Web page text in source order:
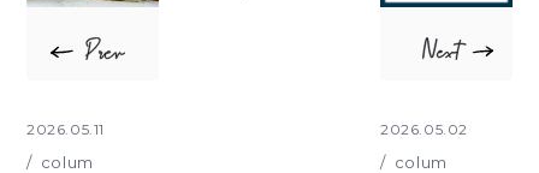
2026.05.11
colum
2026.05.02
colum